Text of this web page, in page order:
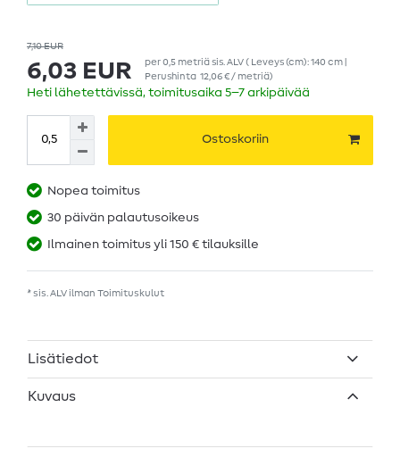
7,10 EUR
6,03 EUR per0,5 metriäsis. ALV( Leveys (cm): 140 cm |
Perushinta 12,06 € / metriä)
Heti lähetettävissä, toimitusaika 5–7 arkipäivää
Ostoskoriin
Nopea toimitus
30 päivän palautusoikeus
Ilmainen toimitus yli 150 € tilauksille
* sis. ALV ilman Toimituskulut
Lisätiedot
Kuvaus